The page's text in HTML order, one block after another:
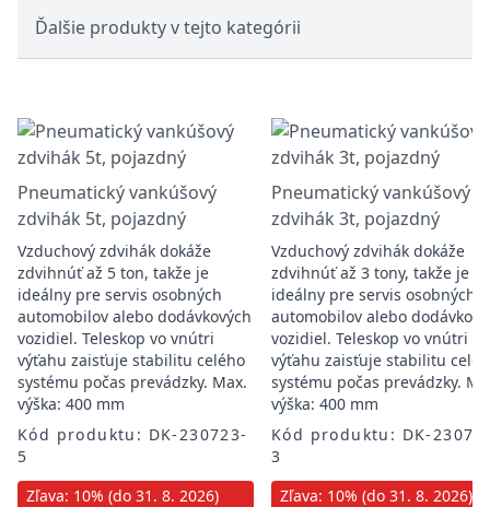
Ďalšie produkty v tejto kategórii
Pneumatický vankúšový
zdvihák 5t, pojazdný
Vzduchový zdvihák dokáže
zdvihnúť až 5 ton, takže je
ideálny pre servis osobných
automobilov alebo dodávkových
vozidiel. Teleskop vo vnútri
výťahu zaisťuje stabilitu celého
systému počas prevádzky. Max.
výška: 400 mm
Kód produktu: DK-230723-
5
Zľava: 10% (do 31. 8. 2026)
Pneumatický vankúšový
zdvihák 3t, pojazdný
Vzduchový zdvihák dokáže
zdvihnúť až 3 tony, takže je
ideálny pre servis osobných
automobilov alebo
vozidiel. Teleskop vo vnútri
výťahu zaisťuje stabilitu
systému počas prevádzky.
výška: 400 mm
Kód produktu: DK-
3
Zľava: 10% (do 31. 8. 2026)